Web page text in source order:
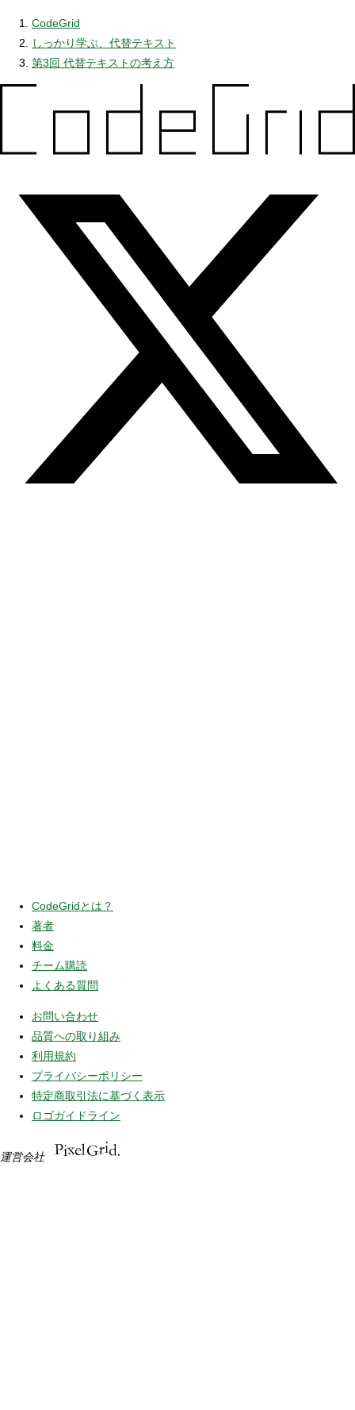
CodeGrid
しっかり学ぶ、代替テキスト
第3回 代替テキストの考え方
CodeGridとは？
著者
料金
チーム購読
よくある質問
お問い合わせ
品質への取り組み
利用規約
プライバシーポリシー
特定商取引法に基づく表示
ロゴガイドライン
運営会社